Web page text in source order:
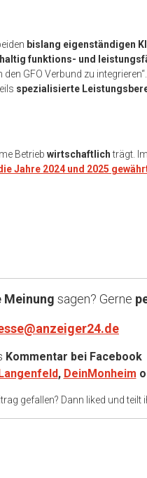
bislang eigenständigen
funktions- und
GFO Verbund zu
spezialisierte
Betrieb wirtschaftlichträgt.
Jahre 2024 und 2025
Meinung sagen? Gerne
Kommentar bei Facebook
, DeinMonheim
gefallen? Dann liked und teilt